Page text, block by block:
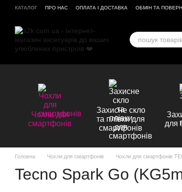
Перейти до основного контенту
КАТАЛОГ ПРО НАС ОПЛАТА І ДОСТАВКА ОБМІН ТА
Чохли для
смартфонів
Захисне скло
та плівки для
смартфонів
для
Головна Чохли для смартфонів Чохли для смартфонів
Tecno Spark Go